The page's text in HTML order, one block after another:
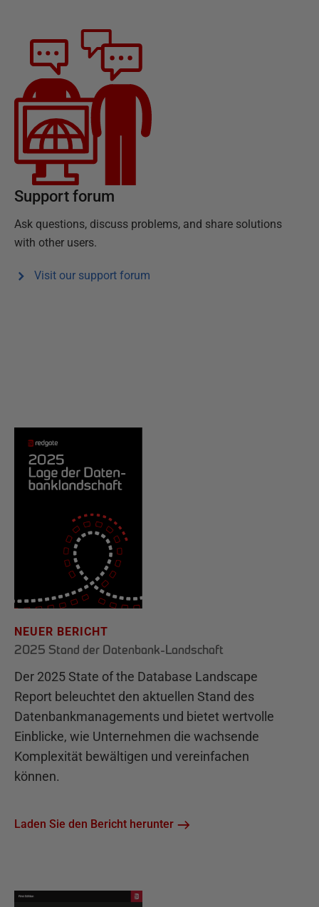
Support forum
Ask questions, discuss problems, and share solutions
with other users.
Visit our support forum
NEUER BERICHT
2025 Stand der Datenbank-Landschaft
Der 2025 State of the Database Landscape
Report beleuchtet den aktuellen Stand des
Datenbankmanagements und bietet wertvolle
Einblicke, wie Unternehmen die wachsende
Komplexität bewältigen und vereinfachen
können.
Laden Sie den Bericht herunter